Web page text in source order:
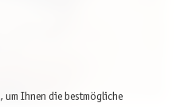
um Ihnen die bestmögliche